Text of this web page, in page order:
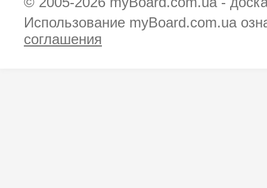
Использование myBoard.com.ua
соглашения